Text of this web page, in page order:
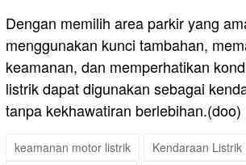
Dengan memilih area parkir yang
menggunakan kunci tambahan,
keamanan, dan memperhatikan
listrik dapat digunakan sebagai
tanpa kekhawatiran berlebihan.(doo)
keamanan motor listrik Kendaraan Listrik